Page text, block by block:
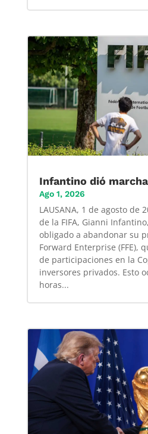
Infantino dió
Ago 1, 2026
LAUSANA, 1 de agosto de
de la FIFA, Gianni
obligado a abandonar su
Forward Enterprise (FFE),
de participaciones en la
inversores privados. Esto
horas...